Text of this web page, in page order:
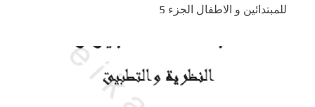
للمبتدائين و الاطفال الجزء 5